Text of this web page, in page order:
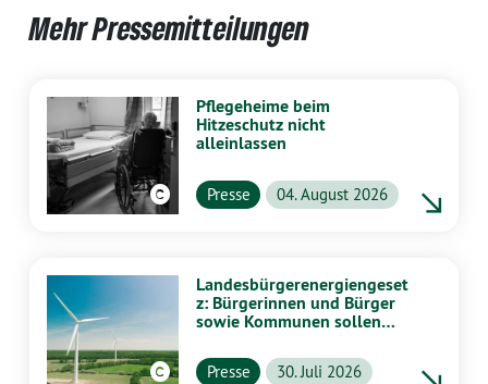
Mehr Pressemitteilungen
Pflegeheime beim
Hitzeschutz nicht
alleinlassen
Presse 04. August 2026
Landesbürgerenergiengeset
z: Bürgerinnen und Bürger
sowie Kommunen sollen
profitieren
Presse 30. Juli 2026